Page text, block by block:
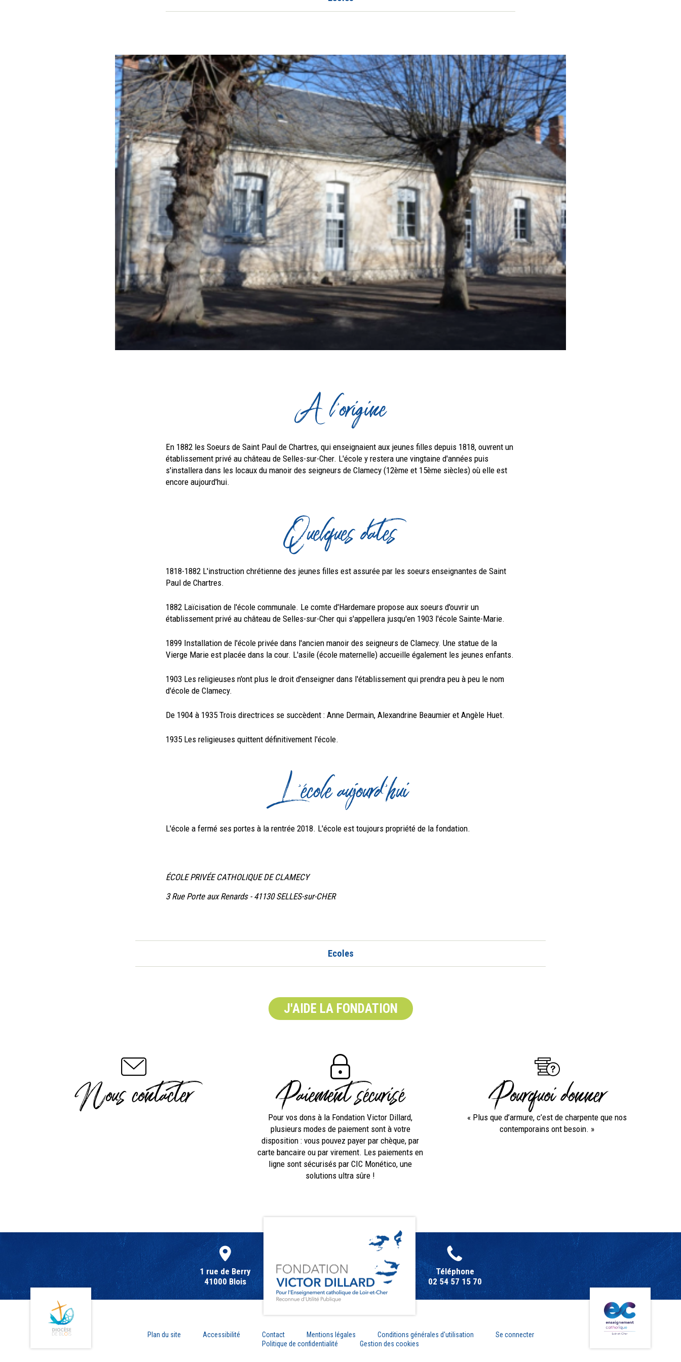
A l'origine
En 1882 les Soeurs de Saint Paul de Chartres, qui enseignaient aux jeunes filles depuis 1818, ouvrent un
établissement privé au château de Selles-sur-Cher. L'école y restera une vingtaine d'années puis
s'installera dans les locaux du manoir des seigneurs de Clamecy (12ème et 15ème siècles) où elle est
encore aujourd'hui.
Quelques dates
1818-1882 L'instruction chrétienne des jeunes filles est assurée par les soeurs enseignantes de Saint
Paul de Chartres.
1882 Laïcisation de l'école communale. Le comte d'Hardemare propose aux soeurs d'ouvrir un
établissement privé au château de Selles-sur-Cher qui s'appellera jusqu'en 1903 l'école Sainte-Marie.
1899 Installation de l'école privée dans l'ancien manoir des seigneurs de Clamecy. Une statue de la
Vierge Marie est placée dans la cour. L'asile (école maternelle) accueille également les jeunes enfants.
1903 Les religieuses n'ont plus le droit d'enseigner dans l'établissement qui prendra peu à peu le nom
d'école de Clamecy.
De 1904 à 1935 Trois directrices se succèdent : Anne Dermain, Alexandrine Beaumier et Angèle Huet.
1935 Les religieuses quittent définitivement l'école.
L'école aujourd'hui
L'école a fermé ses portes à la rentrée 2018. L'école est toujours propriété de la fondation.
ÉCOLE PRIVÉE CATHOLIQUE DE CLAMECY
3 Rue Porte aux Renards - 41130 SELLES-sur-CHER
Ecoles
J'AIDE LA FONDATION
Nous contacter Paiement sécurisé
Pour vos dons à la Fondation Victor Dillard,
plusieurs modes de paiement sont à votre
disposition : vous pouvez payer par chèque, par
carte bancaire ou par virement. Les paiements en
ligne sont sécurisés par CIC Monético, une
solutions ultra sûre !
Pourquoi donner
« Plus que d’armure, c’est de charpente que nos
contemporains ont besoin. »
1 rue de Berry
41000 Blois
Téléphone
02 54 57 15 70
Plan du site Accessibilité Contact Mentions légales Conditions générales d'utilisation
Se connecter
Politique de confidentialité
Gestion des cookies